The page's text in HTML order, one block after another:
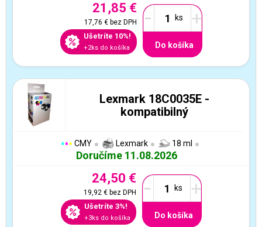
21,85 €
17,76 €bez DPH
Ušetríte 10%!
+2ks do košíka
- +
Do košíka
Lexmark 18C0035E -
kompatibilný
CMY Lexmark 18 ml
Doručíme 11.08.2026
24,50 €
19,92 €bez DPH
Ušetríte 3%!
+3ks do košíka
- +
Do košíka